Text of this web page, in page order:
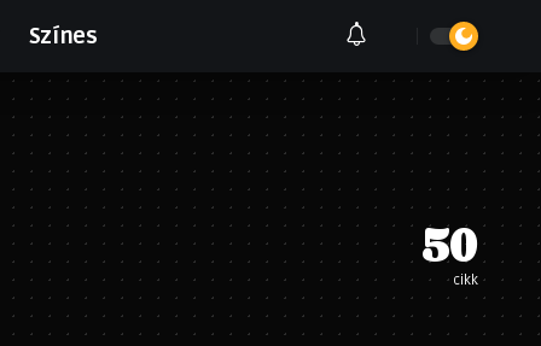
Színes
50
cikk